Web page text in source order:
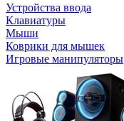
Устройства ввода
Клавиатуры
Мыши
Коврики для мышек
Игровые манипуляторы